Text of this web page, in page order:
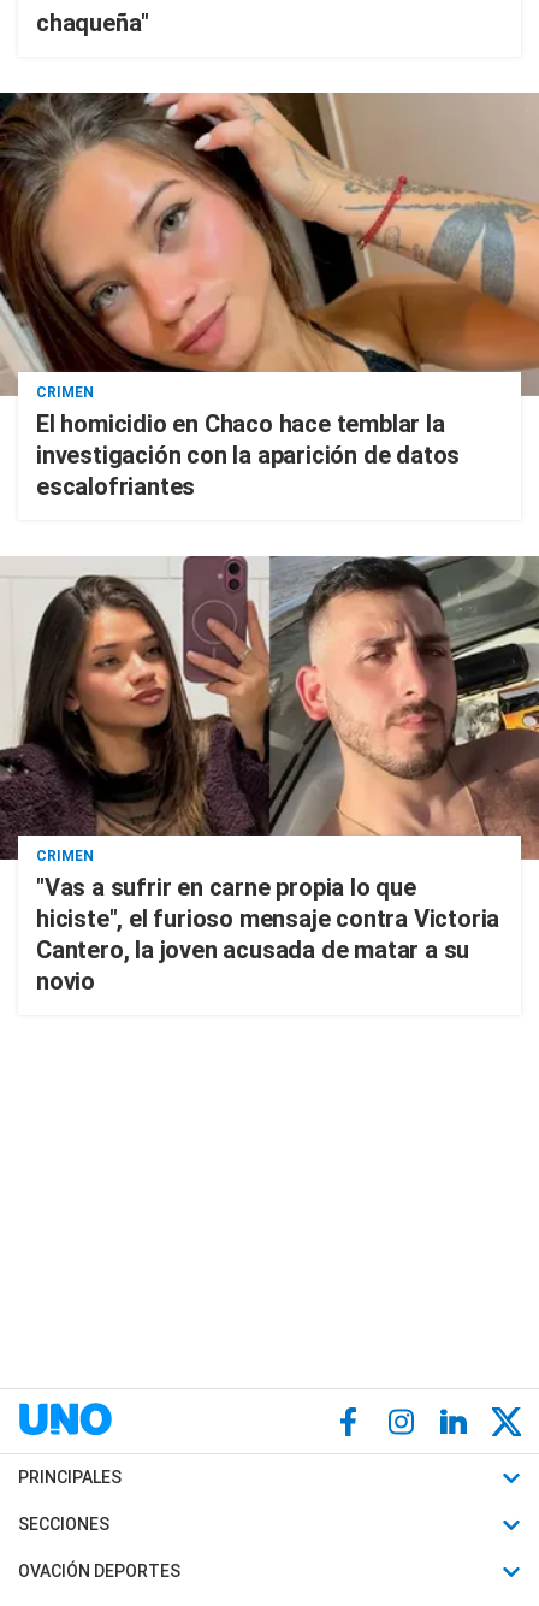
chaqueña"
CRIMEN
El homicidio en Chaco hace temblar la
investigación con la aparición de datos
escalofriantes
CRIMEN
"Vas a sufrir en carne propia lo que
hiciste", el furioso mensaje contra Victoria
Cantero, la joven acusada de matar a su
novio
PRINCIPALES
Últimas Noticias
Política
SECCIONES
Horóscopo
OVACIÓN DEPORTES